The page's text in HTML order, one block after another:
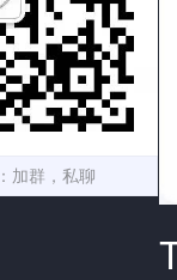
加群，私聊